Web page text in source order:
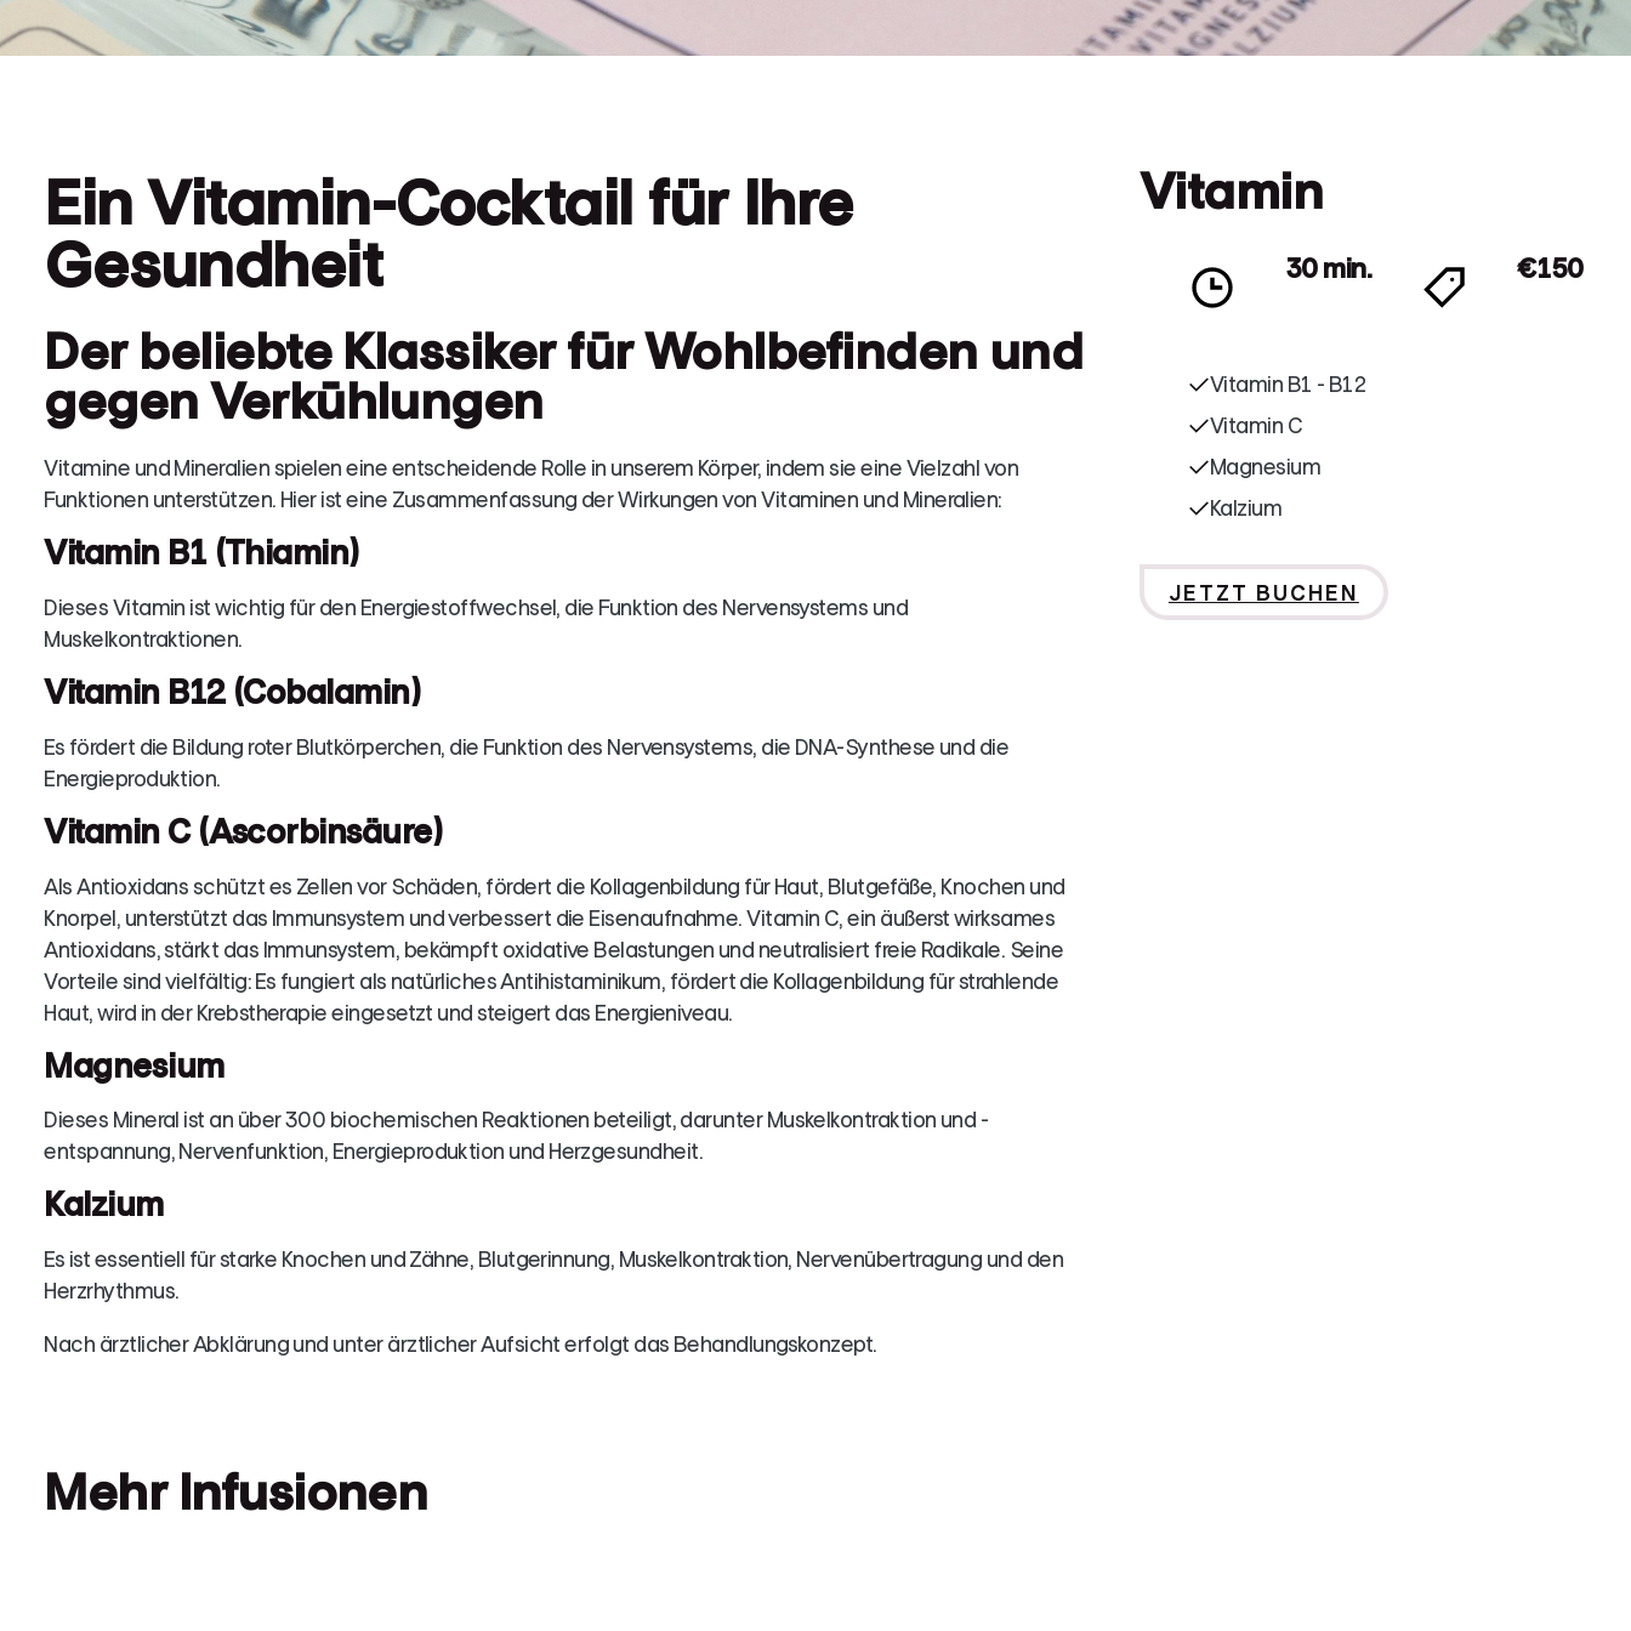
Ein Vitamin-Cocktail für Ihre
Gesundheit
Der beliebte Klassiker für Wohlbefinden und
gegen Verkühlungen
Vitamine und Mineralien spielen eine entscheidende Rolle in unserem Körper, indem sie eine Vielzahl von
Funktionen unterstützen. Hier ist eine Zusammenfassung der Wirkungen von Vitaminen und Mineralien:
Vitamin B1 (Thiamin)
Dieses Vitamin ist wichtig für den Energiestoffwechsel, die Funktion des Nervensystems und
Muskelkontraktionen.
Vitamin B12 (Cobalamin)
Es fördert die Bildung roter Blutkörperchen, die Funktion des Nervensystems, die DNA-Synthese und die
Energieproduktion.
Vitamin C (Ascorbinsäure)
Als Antioxidans schützt es Zellen vor Schäden, fördert die Kollagenbildung für Haut, Blutgefäße, Knochen und
Knorpel, unterstützt das Immunsystem und verbessert die Eisenaufnahme. Vitamin C, ein äußerst wirksames
Antioxidans, stärkt das Immunsystem, bekämpft oxidative Belastungen und neutralisiert freie Radikale. Seine
Vorteile sind vielfältig: Es fungiert als natürliches Antihistaminikum, fördert die Kollagenbildung für strahlende
Haut, wird in der Krebstherapie eingesetzt und steigert das Energieniveau.
Magnesium
Dieses Mineral ist an über 300 biochemischen Reaktionen beteiligt, darunter Muskelkontraktion und -
entspannung, Nervenfunktion, Energieproduktion und Herzgesundheit.
Kalzium
Es ist essentiell für starke Knochen und Zähne, Blutgerinnung, Muskelkontraktion, Nervenübertragung und den
Herzrhythmus.
Nach ärztlicher Abklärung und unter ärztlicher Aufsicht erfolgt das Behandlungskonzept.
Vitamin
30 min. €150
Vitamin B1 - B12
Vitamin C
Magnesium
Kalzium
JETZT BUCHEN
Mehr Infusionen